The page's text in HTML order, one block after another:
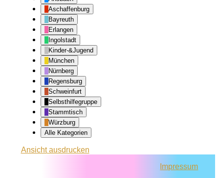
Aschaffenburg
Bayreuth
Erlangen
Ingolstadt
Kinder-&Jugend
München
Nürnberg
Regensburg
Schweinfurt
Selbsthilfegruppe
Stammtisch
Würzburg
Alle Kategorien
Ansichtausdrucken
Impressum